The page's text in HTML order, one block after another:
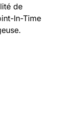
de
In-Time